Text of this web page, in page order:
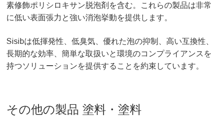
素修飾ポリシロキサン脱泡剤を含む。これらの製品は非常
に低い表面張力と強い消泡挙動を提供します。
Sisibは低揮発性、低臭気、優れた泡の抑制、高い互換性、
長期的な効率、簡単な取扱いと環境のコンプライアンスを
持つソリューションを提供することを約束しています。
その他の製品 塗料・塗料